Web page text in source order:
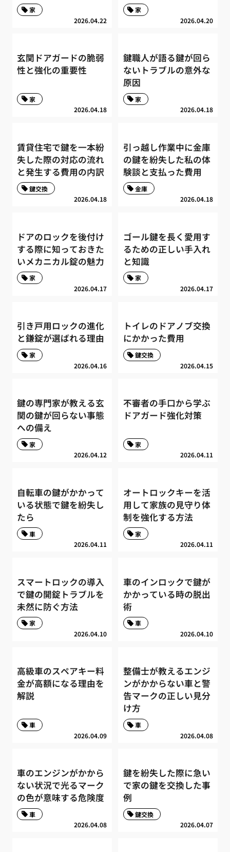
2026.04.22
家
2026.04.20
家
玄関ドアガードの脆弱
性と強化の重要性
2026.04.18
家
鍵職人が語る鍵が回ら
ないトラブルの意外な
原因
2026.04.18
家
賃貸住宅で鍵を一本紛
失した際の対応の流れ
と発生する費用の内訳
2026.04.18
鍵交換
引っ越し作業中に金庫
の鍵を紛失した私の体
験談と支払った費用
2026.04.18
金庫
ドアのロックを後付け
する際に知っておきた
いメカニカル錠の魅力
2026.04.17
家
ゴール鍵を長く愛用す
るための正しい手入れ
と知識
2026.04.17
家
引き戸用ロックの進化
と鎌錠が選ばれる理由
2026.04.16
家
トイレのドアノブ交換
にかかった費用
2026.04.15
鍵交換
鍵の専門家が教える玄
関の鍵が回らない事態
への備え
2026.04.12
家
不審者の手口から学ぶ
ドアガード強化対策
2026.04.11
家
自転車の鍵がかかって
いる状態で鍵を紛失し
たら
2026.04.11
車
オートロックキーを活
用して家族の見守り体
制を強化する方法
2026.04.11
家
スマートロックの導入
で鍵の開錠トラブルを
未然に防ぐ方法
2026.04.10
家
車のインロックで鍵が
かかっている時の脱出
術
2026.04.10
車
高級車のスペアキー料
金が高額になる理由を
解説
2026.04.09
車
整備士が教えるエンジ
ンがかからない車と警
告マークの正しい見分
け方
2026.04.08
車
車のエンジンがかから
ない状況で光るマーク
の色が意味する危険度
2026.04.08
車
鍵を紛失した際に急い
で家の鍵を交換した事
例
2026.04.07
鍵交換